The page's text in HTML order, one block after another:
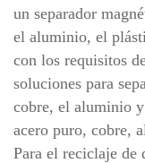
un separador
el aluminio, el
con los requisitos
soluciones para
cobre, el aluminio
acero puro, cobre,
Para el reciclaje de